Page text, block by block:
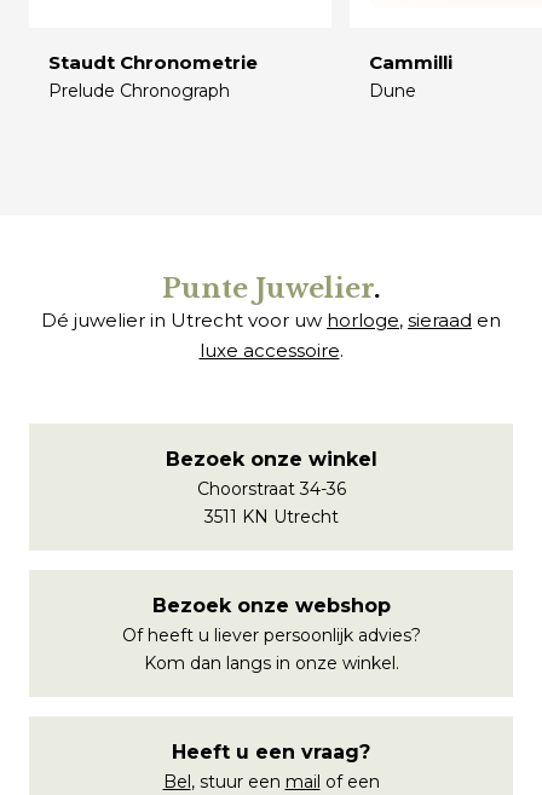
Staudt Chronometrie
Prelude Chronograph
Cammilli
Dune
Punte Juwelier.
Dé juwelier in Utrecht voor uw horloge, sieraad en
luxe accessoire.
Bezoek onze winkel
Choorstraat 34-36
3511 KN Utrecht
Bezoek onze webshop
Of heeft u liever persoonlijk advies?
Kom dan langs in onze winkel.
Heeft u een vraag?
Bel, stuur een mail of een